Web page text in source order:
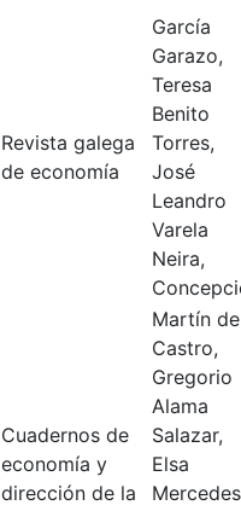
Revista galega
de economía
García
Garazo,
Teresa
Benito
Torres,
José
Leandro
Varela
Neira,
Cuadernos de
economía y
dirección de la
Martín de
Castro,
Gregorio
Alama
Salazar,
Elsa
Mercedes